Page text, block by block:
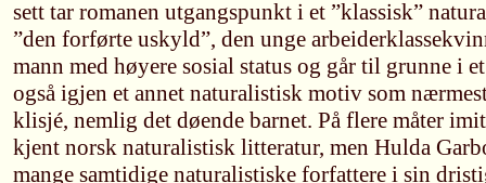
sett tar romanen utgangspunkt i et ”klassisk”
”den forførte uskyld”, den unge
mann med høyere sosial status og går til grunne i
også igjen et annet naturalistisk motiv som
klisjé, nemlig det døende barnet. På flere måter
kjent norsk naturalistisk litteratur, men Hulda
mange samtidige naturalistiske forfattere i sin